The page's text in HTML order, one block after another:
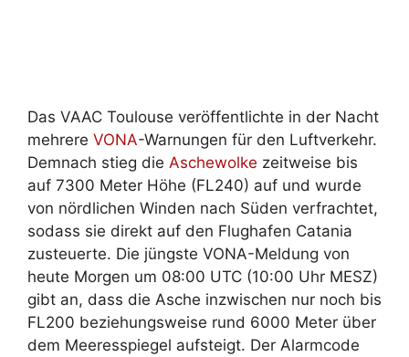
Das VAAC Toulouse veröffentlichte in der Nacht
mehrere VONA-Warnungen für den Luftverkehr.
Demnach stieg die Aschewolke zeitweise bis
auf 7300 Meter Höhe (FL240) auf und wurde
von nördlichen Winden nach Süden verfrachtet,
sodass sie direkt auf den Flughafen Catania
zusteuerte. Die jüngste VONA-Meldung von
heute Morgen um 08:00 UTC (10:00 Uhr MESZ)
gibt an, dass die Asche inzwischen nur noch bis
FL200 beziehungsweise rund 6000 Meter über
dem Meeresspiegel aufsteigt. Der Alarmcode